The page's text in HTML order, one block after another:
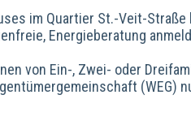
im Quartier St.-Veit-Straße
Energieberatung
von Ein-, Zwei- oder
(WEG)